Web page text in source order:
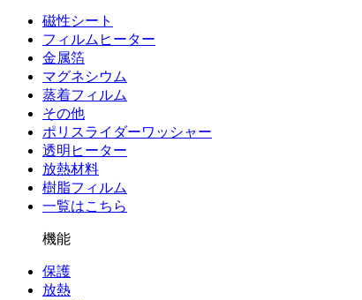
磁性シート
フィルムヒーター
金属箔
マグネシウム
蒸着フィルム
その他
ポリスライダーワッシャー
透明ヒーター
放熱材料
樹脂フィルム
一覧はこちら
機能
保護
放熱